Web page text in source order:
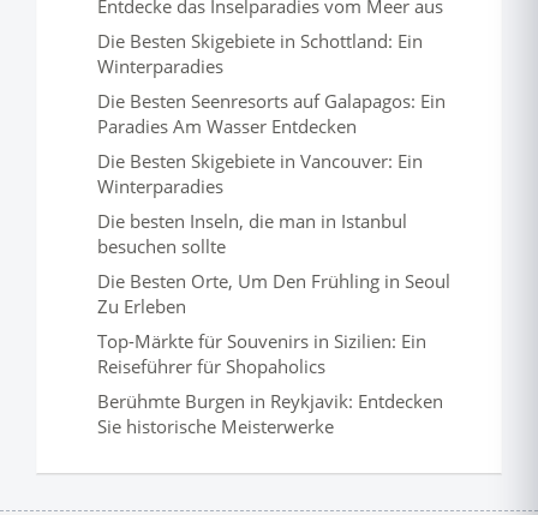
Entdecke das Inselparadies vom Meer aus
Die Besten Skigebiete in Schottland: Ein
Winterparadies
Die Besten Seenresorts auf Galapagos: Ein
Paradies Am Wasser Entdecken
Die Besten Skigebiete in Vancouver: Ein
Winterparadies
Die besten Inseln, die man in Istanbul
besuchen sollte
Die Besten Orte, Um Den Frühling in Seoul
Zu Erleben
Top-Märkte für Souvenirs in Sizilien: Ein
Reiseführer für Shopaholics
Berühmte Burgen in Reykjavik: Entdecken
Sie historische Meisterwerke